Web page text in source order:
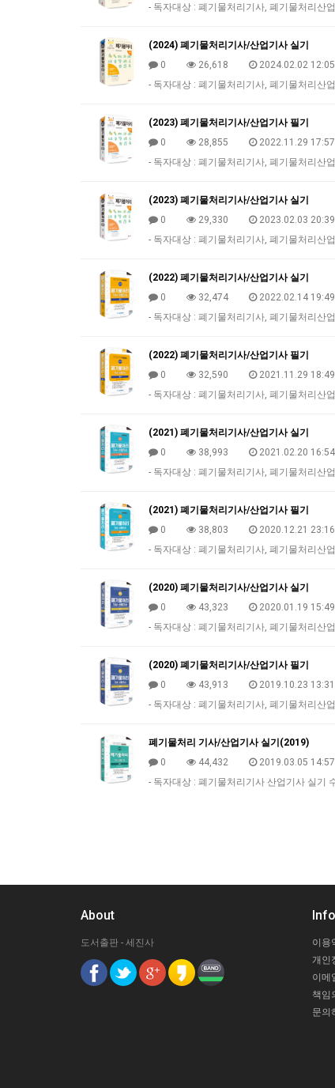
- 독자대상 : 폐기물처리기사, 폐기물처리산
(2024) 폐기물처리기사/산업기사 실기
0
26,618
2024.02.02 12:05
- 독자대상 : 폐기물처리기사, 폐기물처리산
(2023) 폐기물처리기사/산업기사 필기
0
28,855
2022.11.29 17:57
- 독자대상 : 폐기물처리기사, 폐기물처리산
(2023) 폐기물처리기사/산업기사 실기
0
29,330
2023.02.03 20:39
- 독자대상 : 폐기물처리기사, 폐기물처리산
(2022) 폐기물처리기사/산업기사 실기
0
32,474
2022.02.14 19:49
- 독자대상 : 폐기물처리기사, 폐기물처리산
(2022) 폐기물처리기사/산업기사 필기
0
32,590
2021.11.29 18:49
- 독자대상 : 폐기물처리기사, 폐기물처리산
(2021) 폐기물처리기사/산업기사 실기
0
38,993
2021.02.20 16:54
- 독자대상 : 폐기물처리기사, 폐기물처리산
(2021) 폐기물처리기사/산업기사 필기
0
38,803
2020.12.21 23:16
- 독자대상 : 폐기물처리기사, 폐기물처리산
(2020) 폐기물처리기사/산업기사 실기
0
43,323
2020.01.19 15:49
- 독자대상 : 폐기물처리기사, 폐기물처리산
(2020) 폐기물처리기사/산업기사 필기
0
43,913
2019.10.23 13:31
- 독자대상 : 폐기물처리기사, 폐기물처리산
폐기물처리 기사/산업기사 실기(2019)
0
44,432
2019.03.05 14:57
- 독자대상 : 폐기물처리기사 산업기사 실기
About
도서출판 - 세진사
이용
개인
이메
책임
문의